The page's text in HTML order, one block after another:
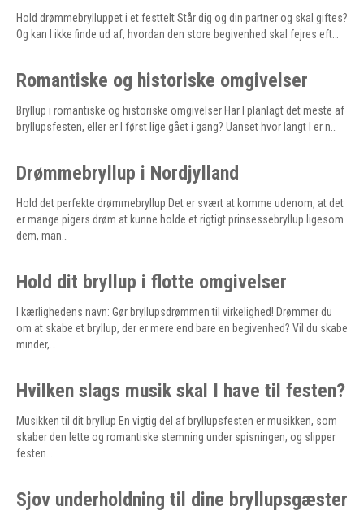
Hold drømmebrylluppet i et festtelt Står dig og din partner og skal giftes?
Og kan I ikke finde ud af, hvordan den store begivenhed skal fejres eft…
Romantiske og historiske omgivelser
Bryllup i romantiske og historiske omgivelser Har I planlagt det meste af
bryllupsfesten, eller er I først lige gået i gang? Uanset hvor langt I er n…
Drømmebryllup i Nordjylland
Hold det perfekte drømmebryllup Det er svært at komme udenom, at det
er mange pigers drøm at kunne holde et rigtigt prinsessebryllup ligesom
dem, man…
Hold dit bryllup i flotte omgivelser
I kærlighedens navn: Gør bryllupsdrømmen til virkelighed! Drømmer du
om at skabe et bryllup, der er mere end bare en begivenhed? Vil du skabe
minder,…
Hvilken slags musik skal I have til festen?
Musikken til dit bryllup En vigtig del af bryllupsfesten er musikken, som
skaber den lette og romantiske stemning under spisningen, og slipper
festen…
Sjov underholdning til dine bryllupsgæster